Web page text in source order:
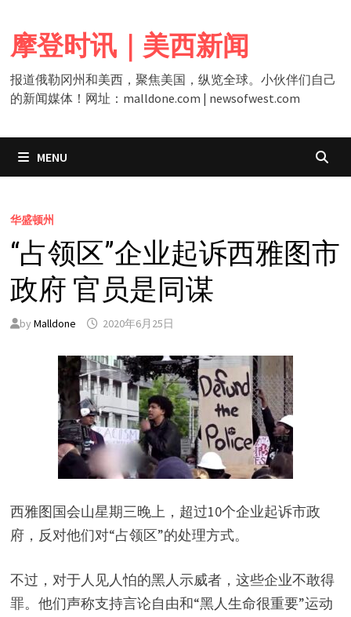
content
摩登时讯｜美西新闻
报道俄勒冈州和美西，聚焦美国，纵览全球。小伙伴们自己
的新闻媒体！网址：malldone.com | newsofwest.com
MENU
华盛顿州
“占领区”企业起诉西雅图市
政府 官员是同谋
by Malldone 2020年6月25日
西雅图国会山星期三晚上，超过10个企业起诉市政
府，反对他们对“占领区”的处理方式。
不过，对于人见人怕的黑人示威者，这些企业不敢得
罪。他们声称支持言论自由和“黑人生命很重要”运动